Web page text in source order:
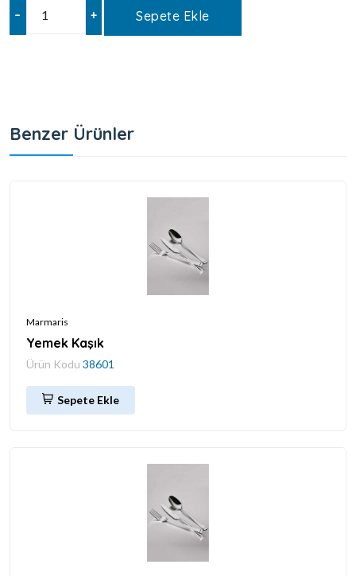
– + Sepete Ekle
Benzer Ürünler
Marmaris
Yemek Kaşık
Ürün Kodu 38601
Sepete Ekle